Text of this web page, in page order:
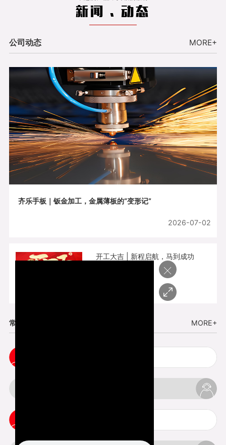
新闻 . 动态
公司动态 MORE+
齐乐手板｜钣金加工，金属薄板的“变形记”
2026-07-02
开工大吉 | 新程启航，马到成功
常见问题 MORE+
×